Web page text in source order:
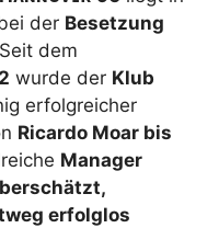
der Besetzung
dem
wurde der Klub
erfolgreicher
Ricardo Moar bis
Manager
erfolglos